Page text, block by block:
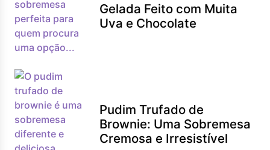
Gelada Feito com Muita
Uva e Chocolate
Pudim Trufado de
Brownie: Uma Sobremesa
Cremosa e Irresistível